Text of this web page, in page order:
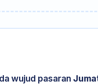
wujud pasaran